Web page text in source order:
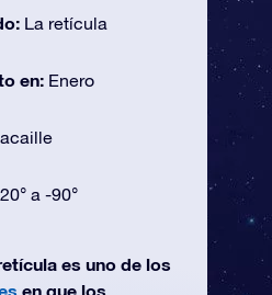
La retícula
en: Enero
a -90°
es uno de los
en que los